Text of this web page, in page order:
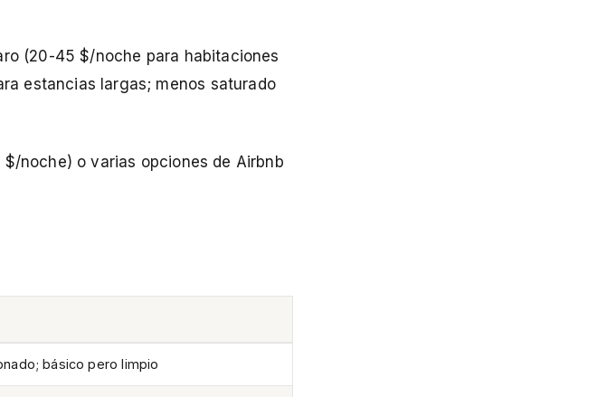
(20-45 $/noche para habitaciones
estancias largas; menos saturado
noche) o varias opciones de Airbnb
básico pero limpio